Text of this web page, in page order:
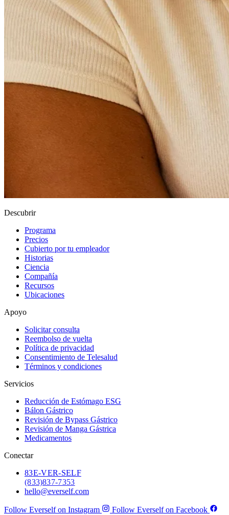
Descubrir
Programa
Precios
Cubierto por tu empleador
Historias
Ciencia
Compañía
Recursos
Ubicaciones
Apoyo
Solicitar consulta
Reembolso de vuelta
Política de privacidad
Consentimiento de Telesalud
Términos y condiciones
Servicios
Reducción de Estómago ESG
Bálon Gástrico
Revisión de Bypass Gástrico
Revisión de Manga Gástrica
Medicamentos
Conectar
83E-VER-SELF
(833) 837-7353
hello@everself.com
Follow Everself on Instagram
Follow Everself on Facebook